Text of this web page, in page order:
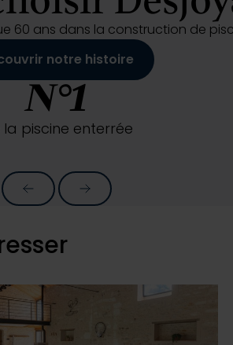
60 ans dans la construction de
notre histoire
N°1
la piscine enterrée
PrécédentSuivant